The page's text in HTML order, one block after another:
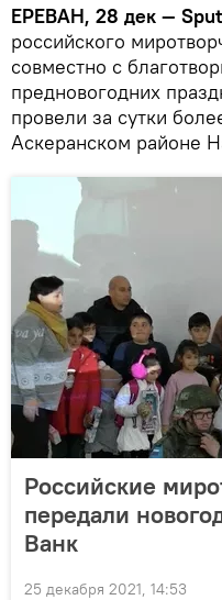
ЕРЕВАН, 28 дек —
российского
совместно с
предновогодних
провели за сутки
Аскеранском районе
Российские
передали
Ванк
25 декабря 2021, 14:53